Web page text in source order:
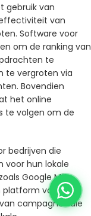
gebruik van
van
Software voor
om de ranking van
te
te vergroten via
Bovendien
het online
te volgen om de
bedrijven die
voor hun lokale
Google Mijn
voor het
campagnes die